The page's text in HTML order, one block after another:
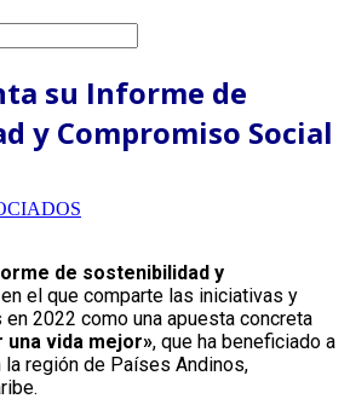
su Informe de
y Compromiso Social
de sostenibilidad y
el que comparte las iniciativas y
2022 como una apuesta concreta
una vida mejor», que ha beneficiado a
región de Países Andinos,